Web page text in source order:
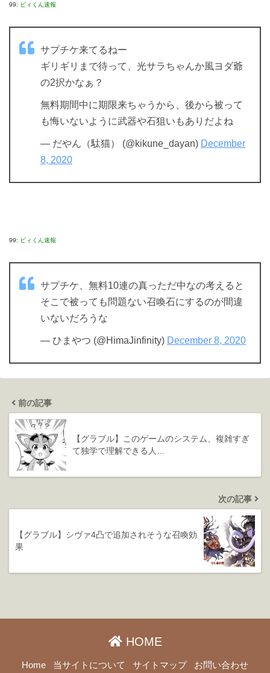
99: ビィくん速報
サプチケ来てるねー
ギリギリまで待って、光サラちゃんか風ヨダ爺
の2択かなぁ？
無料期間中に期限来ちゃうから、後から被って
も悔いないように武器や石狙いもありだよね
— だやん（駄猫） (@kikune_dayan) December
8, 2020
99: ビィくん速報
サプチケ、無料10連の真っただ中なの考えると
そこで被っても問題ない召喚石にするのが間違
いないだろうな
— ひまやつ (@HimaJinfinity) December 8, 2020
前の記事
【グラブル】このゲームのシステム、複雑すぎ
て独学で理解できる人…
次の記事
【グラブル】シヴァ4凸で追加されそうな召喚効
果
HOME
Home 当サイトについて サイトマップ お問い合わせ